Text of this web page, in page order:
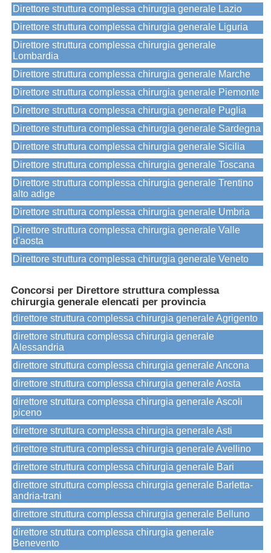
Direttore struttura complessa chirurgia generale Lazio
Direttore struttura complessa chirurgia generale Liguria
Direttore struttura complessa chirurgia generale
Lombardia
Direttore struttura complessa chirurgia generale Marche
Direttore struttura complessa chirurgia generale Piemonte
Direttore struttura complessa chirurgia generale Puglia
Direttore struttura complessa chirurgia generale Sardegna
Direttore struttura complessa chirurgia generale Sicilia
Direttore struttura complessa chirurgia generale Toscana
Direttore struttura complessa chirurgia generale Trentino
alto adige
Direttore struttura complessa chirurgia generale Umbria
Direttore struttura complessa chirurgia generale Valle
d'aosta
Direttore struttura complessa chirurgia generale Veneto
Concorsi per Direttore struttura complessa
chirurgia generale elencati per provincia
direttore struttura complessa chirurgia generale Agrigento
direttore struttura complessa chirurgia generale
Alessandria
direttore struttura complessa chirurgia generale Ancona
direttore struttura complessa chirurgia generale Aosta
direttore struttura complessa chirurgia generale Ascoli
piceno
direttore struttura complessa chirurgia generale Asti
direttore struttura complessa chirurgia generale Avellino
direttore struttura complessa chirurgia generale Bari
direttore struttura complessa chirurgia generale Barletta-
andria-trani
direttore struttura complessa chirurgia generale Belluno
direttore struttura complessa chirurgia generale
Benevento